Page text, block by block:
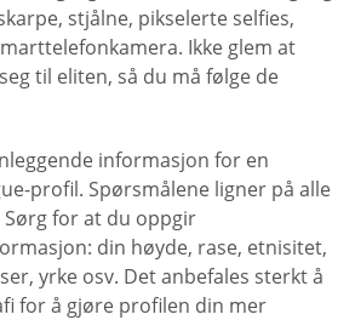
stjålne, pikselerte selfies,
Ikke glem at
til eliten, så du må følge de
informasjon for en
profil. Spørsmålene ligner på alle
for at du oppgir
din høyde, rase, etnisitet,
yrke osv. Det anbefales sterkt å
for å gjøre profilen din mer